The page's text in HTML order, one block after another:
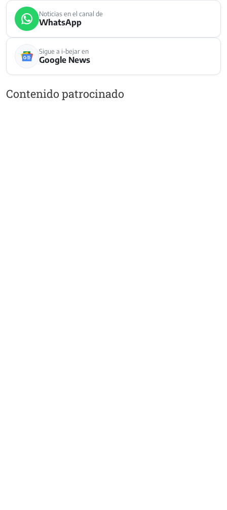
Noticias en el canal de
WhatsApp
Sigue a i-bejar en
Google News
Contenido patrocinado